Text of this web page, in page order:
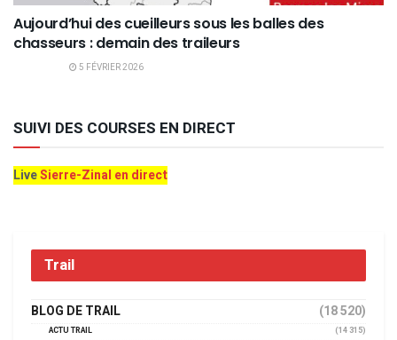
Aujourd’hui des cueilleurs sous les balles des
chasseurs : demain des traileurs
5 FÉVRIER 2026
SUIVI DES COURSES EN DIRECT
LiveSierre-Zinal en direct
Trail
BLOG DE TRAIL (18 520)
ACTU TRAIL
(14 315)